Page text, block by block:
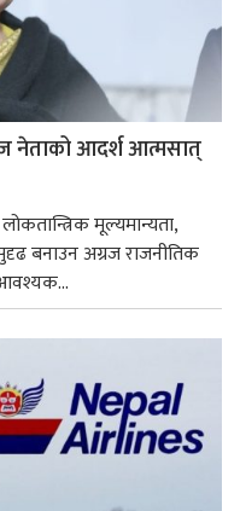
नेताको आदर्श आत्मसात्
लोकतान्त्रिक मूल्यमान्यता,
बनाउन अग्रज राजनीतिक